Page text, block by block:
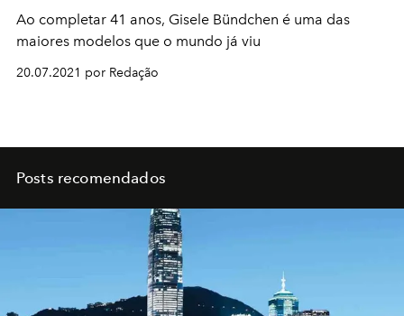
Ao completar 41 anos, Gisele Bündchen é uma das
maiores modelos que o mundo já viu
20.07.2021 por Redação
Posts recomendados